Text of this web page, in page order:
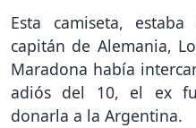
Esta camiseta,
capitán de Alemania,
Maradona había
adiós del 10, el ex
donarla a la Argentina.